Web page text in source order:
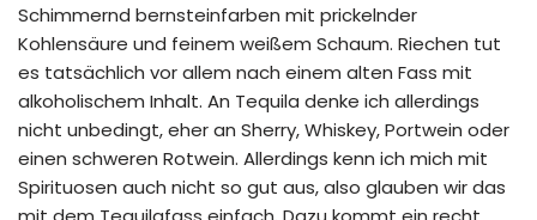
Schimmernd bernsteinfarben mit prickelnder
Kohlensäure und feinem weißem Schaum. Riechen tut
es tatsächlich vor allem nach einem alten Fass mit
alkoholischem Inhalt. An Tequila denke ich allerdings
nicht unbedingt, eher an Sherry, Whiskey, Portwein oder
einen schweren Rotwein. Allerdings kenn ich mich mit
Spirituosen auch nicht so gut aus, also glauben wir das